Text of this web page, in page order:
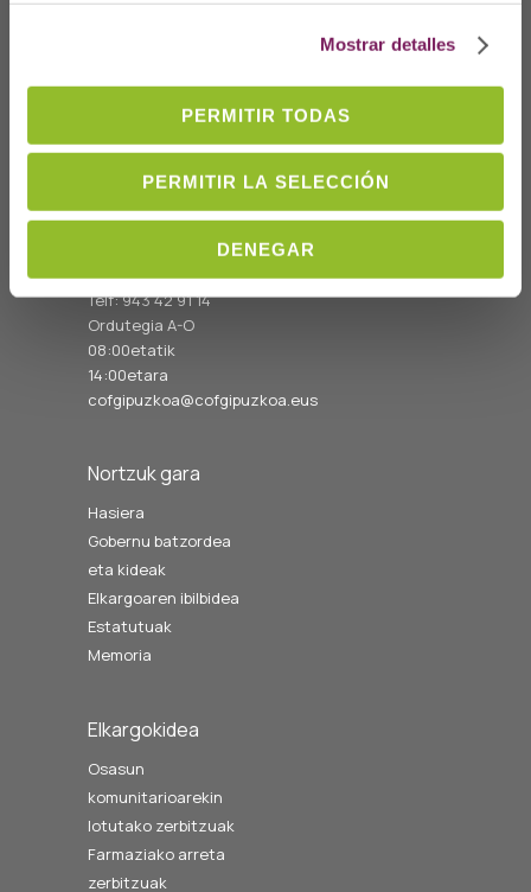
Mostrar detalles
PERMITIR TODAS
PERMITIR LA SELECCIÓN
DENEGAR
Non gaude
20006 Donostia/San
Telf: 943 42 91 14
Ordutegia A-O
08:00etatik
14:00etara
cofgipuzkoa@cofgipuzkoa.eus
Nortzuk gara
Hasiera
Gobernu batzordea
eta kideak
Elkargoaren ibilbidea
Estatutuak
Memoria
Elkargokidea
Osasun
komunitarioarekin
lotutako zerbitzuak
Farmaziako arreta
zerbitzuak